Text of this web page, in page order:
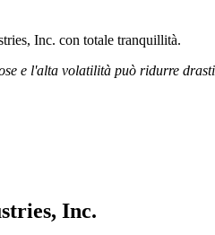
Inc. con totale tranquillità.
e l'alta volatilità può ridurre
Inc.